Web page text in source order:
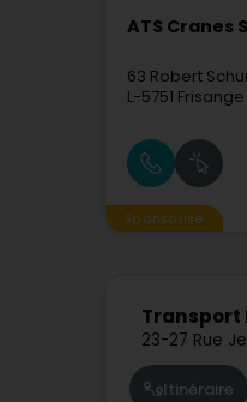
ATS Cranes
63 Robert
L-5751
Sponsorisé
Transport
23-27 Rue
Itinéraire